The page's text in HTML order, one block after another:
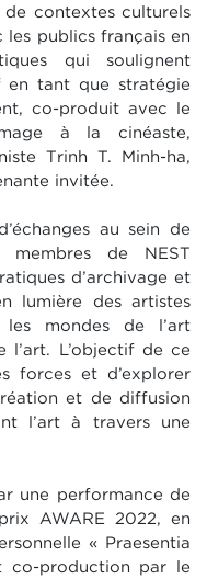
de contextes culturels
les publics français en
qui soulignent
en tant que stratégie
co-produit avec le
à la cinéaste,
Trinh T. Minh-ha,
invitée.
au sein de
de NEST
d’archivage et
lumière des artistes
les mondes de l’art
l’art. L’objectif de ce
forces et d’explorer
et de diffusion
l’art à travers une
une performance de
AWARE 2022, en
« Praesentia
co-production par le